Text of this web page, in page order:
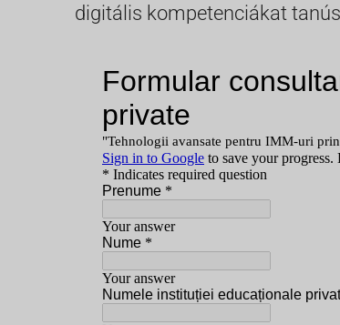
digitális kompetenciákat